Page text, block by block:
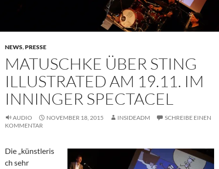
NEWS,PRESSE
MATUSCHKE ÜBER STING
ILLUSTRATED AM 19.11. IM
INNINGER SPECTACEL
AUDIO NOVEMBER 18, 2015 INSIDEADM
SCHREIBE EINEN
KOMMENTAR
Die „künstleris
ch sehr